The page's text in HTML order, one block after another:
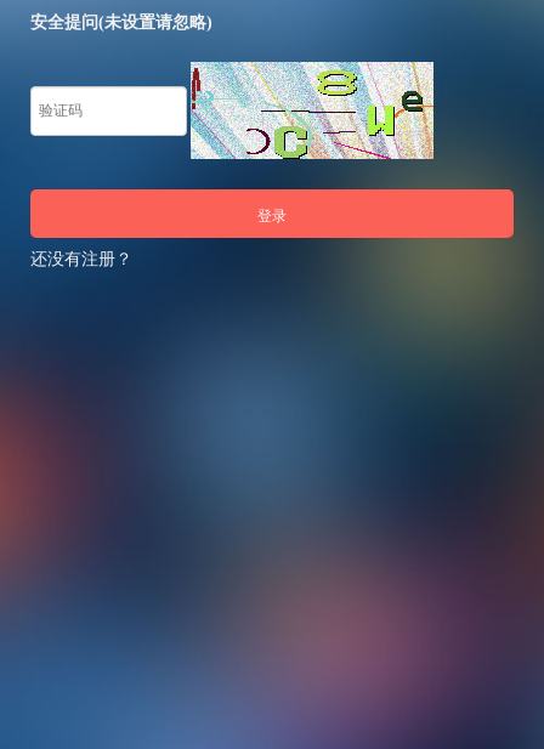
安全提问(未设置请忽略)
登录
还没有注册？